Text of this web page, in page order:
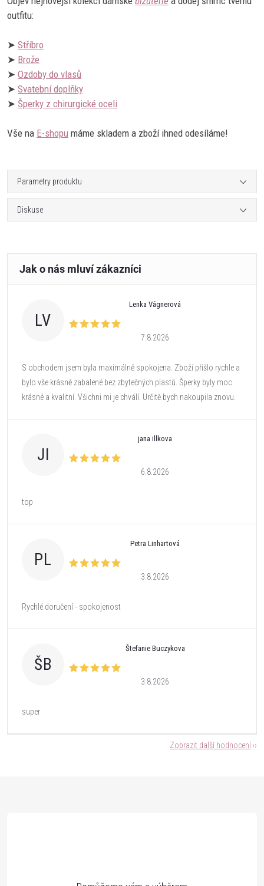
outfitu:
➤ Stříbro
➤ Brože
➤ Ozdoby do vlasů
➤ Svatební doplňky
➤ Šperky z chirurgické oceli
Vše na E-shopu máme skladem a zboží ihned odesíláme!
Parametry produktu
Diskuse
LV
Lenka Vágnerová
7.8.2026
S obchodem jsem byla maximálně spokojena. Zboží přišlo rychle a
bylo vše krásně zabalené bez zbytečných plastů. Šperky byly moc
krásné a kvalitní. Všichni mi je chválí. Určitě bych nakoupila znovu.
JI
jana illkova
6.8.2026
top
PL
Petra Linhartová
3.8.2026
Rychlé doručení - spokojenost
ŠB
Štefanie Buczykova
3.8.2026
super
Zobrazit další hodnocení